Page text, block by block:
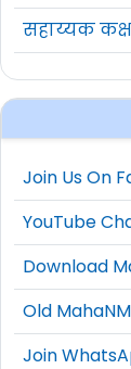
सहाय्यक कक्ष
Join Us On
YouTube
Download
Old
Join